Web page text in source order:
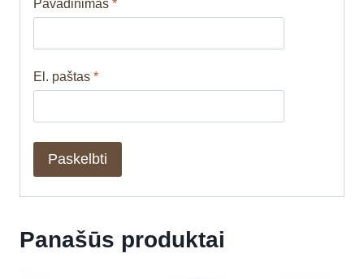
Pavadinimas *
El. paštas *
Panašūs produktai